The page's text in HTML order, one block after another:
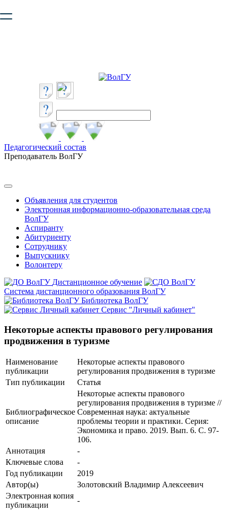
безопасную работу с сайтом. Пожалуйста
Педагогический состав
Преподаватель ВолГУ
Объявления для студентов
Электронная информационно-образовательная среда
ВолГУ
Аспиранту
Абитуриенту
Сотруднику
Выпускнику
Волонтеру
Дистанционное обучение
Система дистанционного образования ВолГУ
Библиотека ВолГУ
Сервис "Личный кабинет"
Некоторые аспекты правового регулирования
продвижения в туризме
Наименование
публикации
Некоторые аспекты правового
регулирования продвижения в туризме
Тип публикации
Статья
Библиографическое
описание
Некоторые аспекты правового
регулирования продвижения в туризме //
Современная наука: актуальные
проблемы теории и практики. Серия:
Экономика и право. 2019. Вып. 6. С. 97-
106.
Аннотация
-
Ключевые cлова
-
Год публикации
2019
Автор(ы)
Золотовский Владимир Алексеевич
Электронная копия
публикации
-